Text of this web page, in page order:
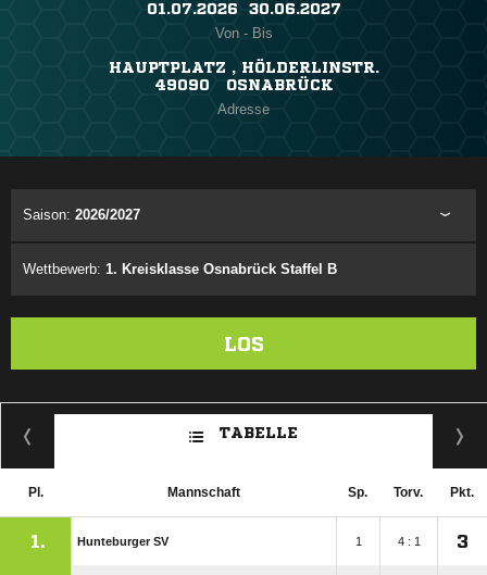
01.07.2026 ​ 30.06.2027
Von - Bis
HAUPTPLATZ , HÖLDERLINSTR.
49090 OSNABRÜCK
Adresse
Saison: 2026/2027
Wettbewerb: 1. Kreisklasse Osnabrück Staffel B
LOS
TABELLE
Pl. Mannschaft Sp. Torv. Pkt.
1. Hunteburger SV 1 4 : 1 3